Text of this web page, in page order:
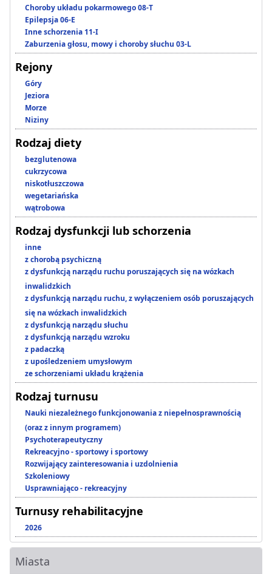
Choroby układu pokarmowego 08-T
Epilepsja 06-E
Inne schorzenia 11-I
Zaburzenia głosu, mowy i choroby słuchu 03-L
Rejony
Góry
Jeziora
Morze
Niziny
Rodzaj diety
bezglutenowa
cukrzycowa
niskotłuszczowa
wegetariańska
wątrobowa
Rodzaj dysfunkcji lub schorzenia
inne
z chorobą psychiczną
z dysfunkcją narządu ruchu poruszających się na wózkach
inwalidzkich
z dysfunkcją narządu ruchu, z wyłączeniem osób poruszających
się na wózkach inwalidzkich
z dysfunkcją narządu słuchu
z dysfunkcją narządu wzroku
z padaczką
z upośledzeniem umysłowym
ze schorzeniami układu krążenia
Rodzaj turnusu
Nauki niezależnego funkcjonowania z niepełnosprawnością
(oraz z innym programem)
Psychoterapeutyczny
Rekreacyjno - sportowy i sportowy
Rozwijający zainteresowania i uzdolnienia
Szkoleniowy
Usprawniająco - rekreacyjny
Turnusy rehabilitacyjne
2026
Miasta